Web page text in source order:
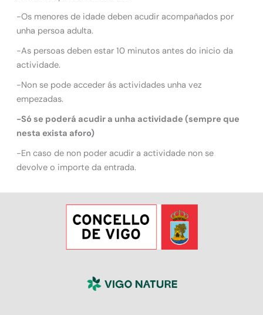
-Os menores de idade deben acudir acompañados por
unha persoa adulta.
-As persoas deben estar 10 minutos antes do inicio da
actividade.
-Non se pode acceder ás actividades unha vez
empezadas.
-Só se poderá acudir a unha actividade (sempre que
nesta exista aforo)
-En caso de non poder acudir a actividade non se
devolve o importe da entrada.